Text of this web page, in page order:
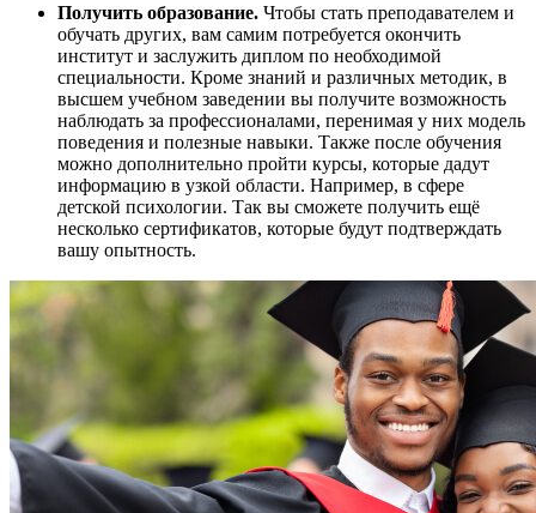
Получить образование. Чтобы стать преподавателем и
обучать других, вам самим потребуется окончить
институт и заслужить диплом по необходимой
специальности. Кроме знаний и различных методик, в
высшем учебном заведении вы получите возможность
наблюдать за профессионалами, перенимая у них модель
поведения и полезные навыки. Также после обучения
можно дополнительно пройти курсы, которые дадут
информацию в узкой области. Например, в сфере
детской психологии. Так вы сможете получить ещё
несколько сертификатов, которые будут подтверждать
вашу опытность.